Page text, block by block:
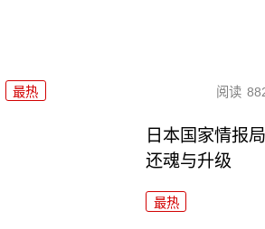
最热 阅读
日本国家情报
还魂与升级
最热